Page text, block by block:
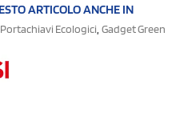
ARTICOLO ANCHE IN
Portachiavi Ecologici, Gadget Green